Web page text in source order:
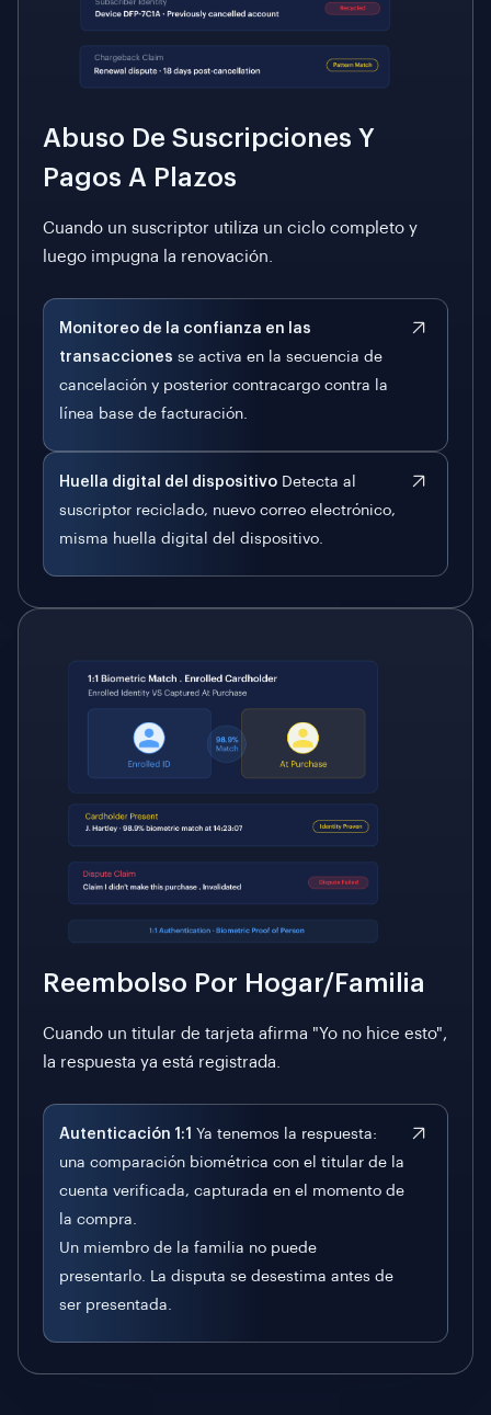
Abuso De Suscripciones Y
Pagos A Plazos
Cuando un suscriptor utiliza un ciclo completo y
luego impugna la renovación.
Monitoreo de la confianza en las
transacciones se activa en la secuencia de
cancelación y posterior contracargo contra la
línea base de facturación.
Huella digital del dispositivo Detecta al
suscriptor reciclado, nuevo correo electrónico,
misma huella digital del dispositivo.
Reembolso Por Hogar/familia
Cuando un titular de tarjeta afirma "Yo no hice esto",
la respuesta ya está registrada.
Autenticación 1:1 Ya tenemos la respuesta:
una comparación biométrica con el titular de la
cuenta verificada, capturada en el momento de
la compra.
Un miembro de la familia no puede
presentarlo. La disputa se desestima antes de
ser presentada.